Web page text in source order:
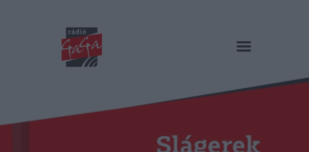
RÁDIÓ GAGA
Műsorok